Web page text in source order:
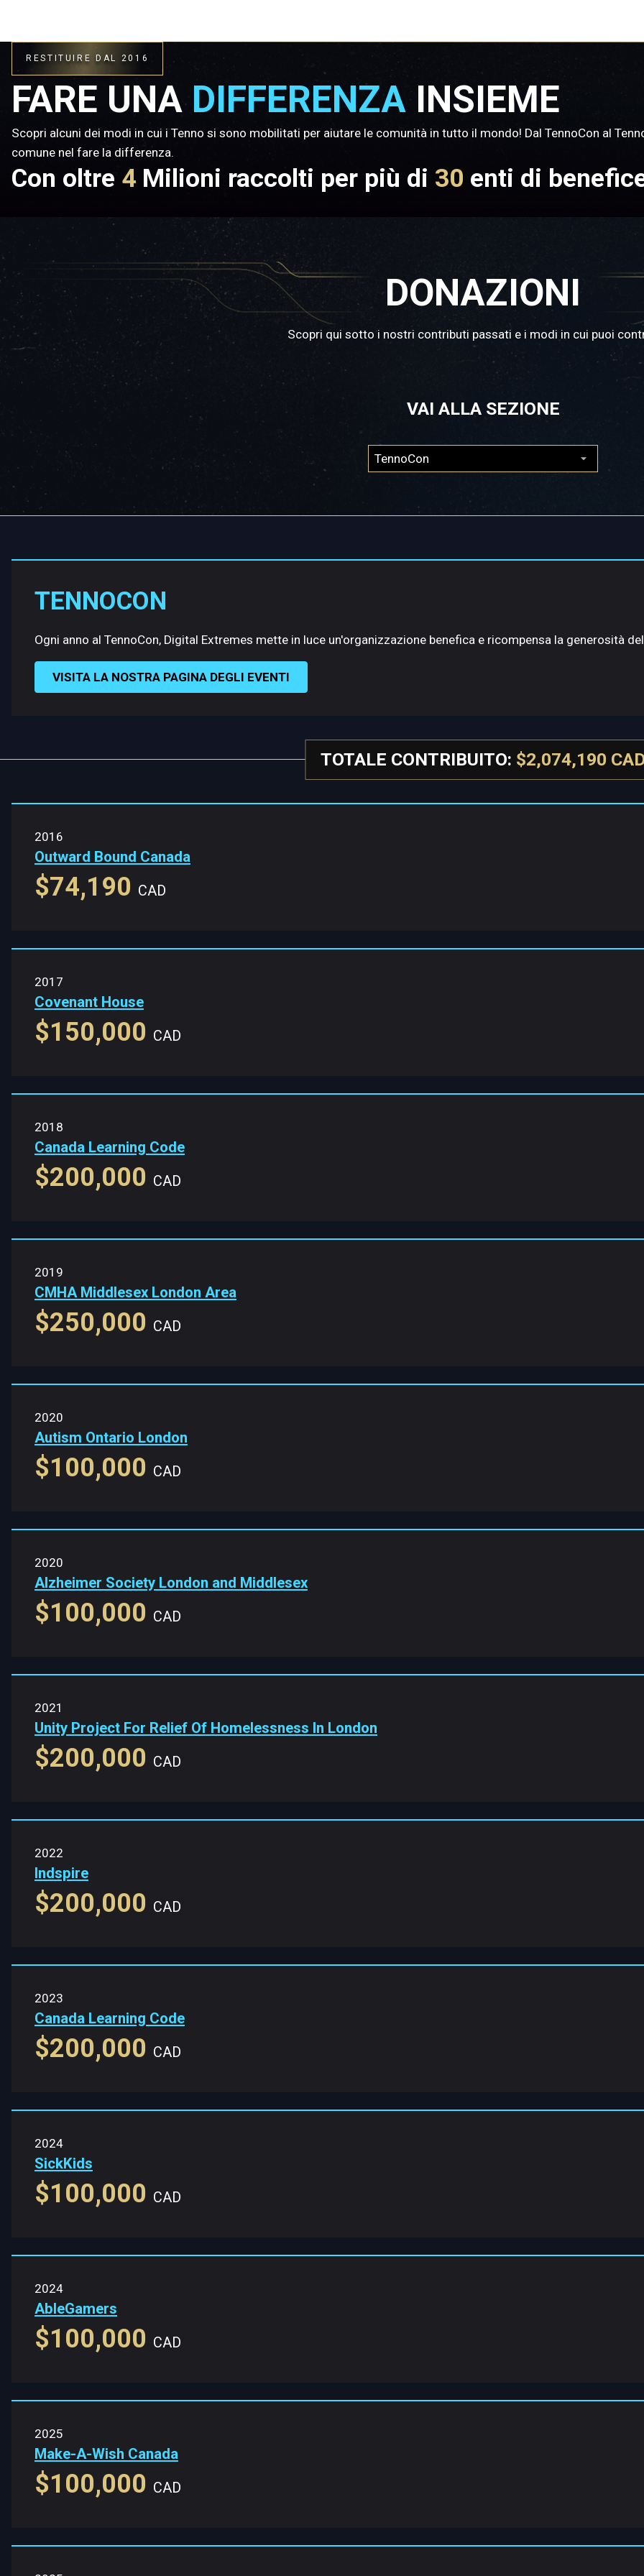
RESTITUIRE DAL 2016
FARE UNADIFFERENZAINSIEME
Scopri alcuni dei modi in cui i Tenno si sono mobilitati per aiutare le comunità in tutto il mondo! Dal TennoCon al
comune nel fare la differenza.
Con oltre 4 Milioni raccolti per più di 30 enti di
DONAZIONI
Scopri qui sotto i nostri contributi passati e i modi in cui puoi
VAI ALLA SEZIONE
TENNOCON
Ogni anno al TennoCon, Digital Extremes mette in luce un'organizzazione benefica e ricompensa la generosità
VISITA LA NOSTRA PAGINA DEGLI EVENTI
TOTALE CONTRIBUITO: $2,074,190
2016
Outward Bound Canada
$74,190 CAD
2017
Covenant House
$150,000 CAD
2018
Canada Learning Code
$200,000 CAD
2019
CMHA Middlesex London Area
$250,000 CAD
2020
Autism Ontario London
$100,000 CAD
2020
Alzheimer Society London and Middlesex
$100,000 CAD
2021
Unity Project For Relief Of Homelessness In London
$200,000 CAD
2022
Indspire
$200,000 CAD
2023
Canada Learning Code
$200,000 CAD
2024
SickKids
$100,000 CAD
2024
AbleGamers
$100,000 CAD
2025
Make-A-Wish Canada
$100,000 CAD